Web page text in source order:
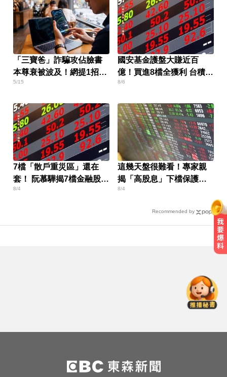
「三寶爸」詐騙攻佔臉書
本尊衰被波及！網提1招超
治本
5/15
國安基金護盤大賺近百
億！買進8檔全獲利 台積電
貢獻逾7成7
8/6
7檔「散戶重災區」還在
套！ 阮慕驊揭7檔金融股最
抗跌
8/4
這幾天盤很難看！專家親
揭「高股息」下檔保護真
面目
8/4
Recommended by
愛
捷